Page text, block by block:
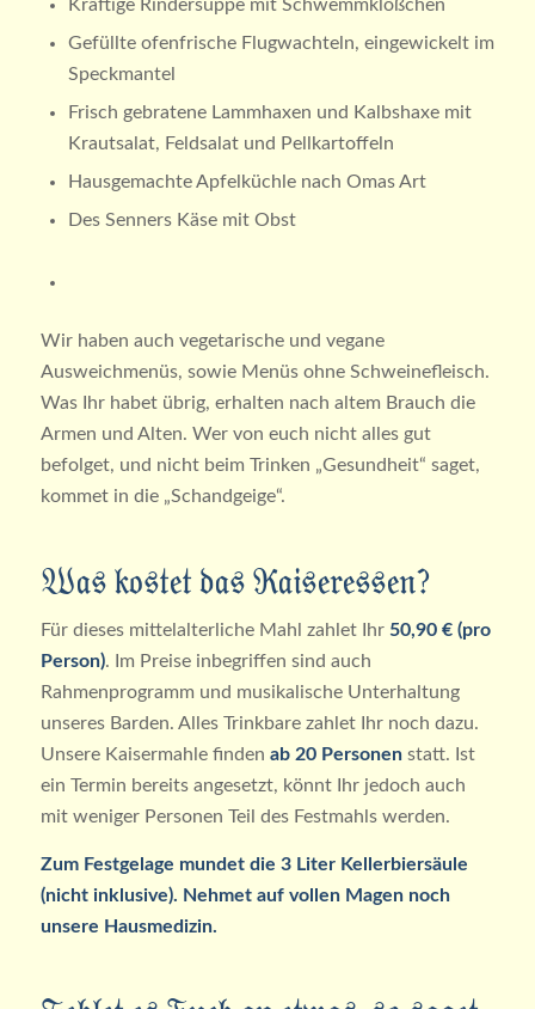
Kräftige Rindersuppe mit Schwemmklößchen
Gefüllte ofenfrische Flugwachteln, eingewickelt im
Speckmantel
Frisch gebratene Lammhaxen und Kalbshaxe mit
Krautsalat, Feldsalat und Pellkartoffeln
Hausgemachte Apfelküchle nach Omas Art
Des Senners Käse mit Obst
Wir haben auch vegetarische und vegane
Ausweichmenüs, sowie Menüs ohne Schweinefleisch.
Was Ihr habet übrig, erhalten nach altem Brauch die
Armen und Alten. Wer von euch nicht alles gut
befolget, und nicht beim Trinken „Gesundheit“ saget,
kommet in die „Schandgeige“.
Was kostet das Kaiseressen?
Für dieses mittelalterliche Mahl zahlet Ihr 50,90 € (pro
Person). Im Preise inbegriffen sind auch
Rahmenprogramm und musikalische Unterhaltung
unseres Barden. Alles Trinkbare zahlet Ihr noch dazu.
Unsere Kaisermahle finden ab 20 Personenstatt. Ist
ein Termin bereits angesetzt, könnt Ihr jedoch auch
mit weniger Personen Teil des Festmahls werden.
Zum Festgelage mundet die 3 Liter Kellerbiersäule
(nicht inklusive). Nehmet auf vollen Magen noch
unsere Hausmedizin.